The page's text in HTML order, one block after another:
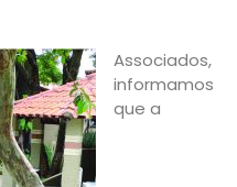
Associados,
informamos
que a